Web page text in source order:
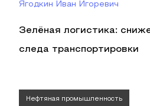
Ягодкин Иван Игоревич
Зелёная логистика:
следа транспортировки
Нефтяная промышленность